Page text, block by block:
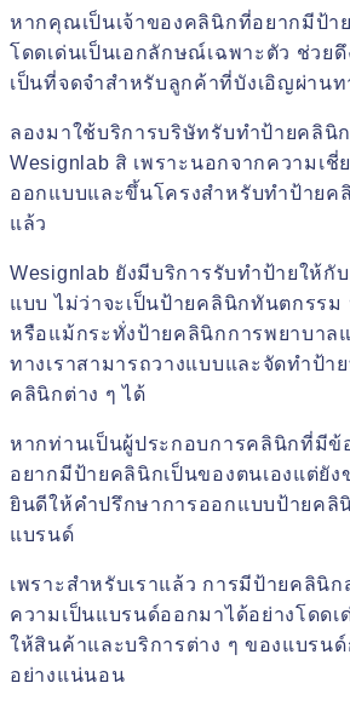
หากคุณเป็นเจ้าของคลินิกที่อยากมีป้า
โดดเด่นเป็นเอกลักษณ์เฉพาะตัว ช่วย
เป็นที่จดจำสำหรับลูกค้าที่บังเอิญผ่านท
ลองมาใช้บริการบริษัทรับทำป้ายคลินิ
Wesignlab สิ เพราะนอกจากความเ
ออกแบบและขึ้นโครงสำหรับทำป้ายค
แล้ว
Wesignlab ยังมีบริการรับทำป้ายให้กั
แบบ ไม่ว่าจะเป็นป้ายคลินิกทันตกรรม
หรือแม้กระทั่งป้ายคลินิกการพยาบาล
ทางเราสามารถวางแบบและจัดทำป้า
คลินิกต่าง ๆ ได้
หากท่านเป็นผู้ประกอบการคลินิกที่มีข้
อยากมีป้ายคลินิกเป็นของตนเองแต่ยัง
ยินดีให้คำปรึกษาการออกแบบป้ายคลิ
แบรนด์
เพราะสำหรับเราแล้ว การมีป้ายคลินิ
ความเป็นแบรนด์ออกมาได้อย่างโดด
ให้สินค้าและบริการต่าง ๆ ของแบรนด์
อย่างแน่นอน